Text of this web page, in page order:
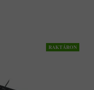
RAKTÁRON